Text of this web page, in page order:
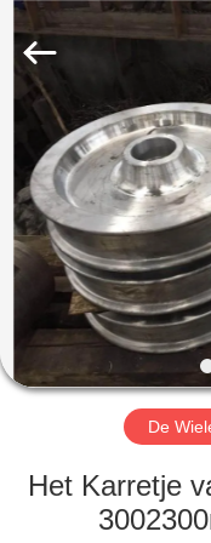
HUIS
ONGEVEER
ONS
Industry
Ltd..
Rights
Reserved.
De
Het Karretje